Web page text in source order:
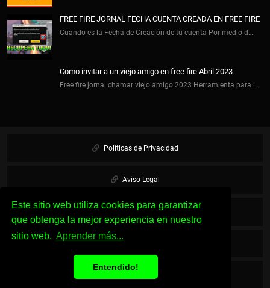
Este sitio web utiliza cookies para garantizar
que obtenga la mejor experiencia en nuestro
sitio web. Aprender más...
Entendido!
FREE FIRE JORNAL FECHA CUENTA CREADA EN FREE FIRE
Cuando es la Fecha de Creación de tu cuenta Por medio d…
Como invitar a un viejo amigo en free fire Abril 2023
Free fire jornal chamar viejo amigo 2023 Herramienta para i…
Políticas de Privacidad
Aviso Legal
Cookies